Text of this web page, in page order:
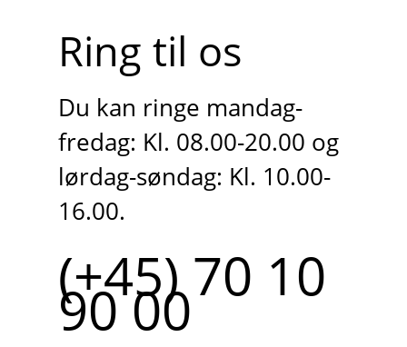
Ring til os
Du kan ringe mandag-
fredag: Kl. 08.00-20.00 og
lørdag-søndag: Kl. 10.00-
16.00.
(+45) 70 10
90 00